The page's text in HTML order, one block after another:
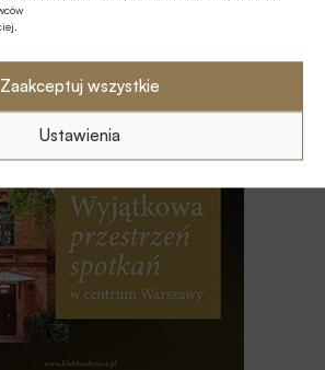
Zaakceptuj wszystkie
Ustawienia
polega faza Discovery?